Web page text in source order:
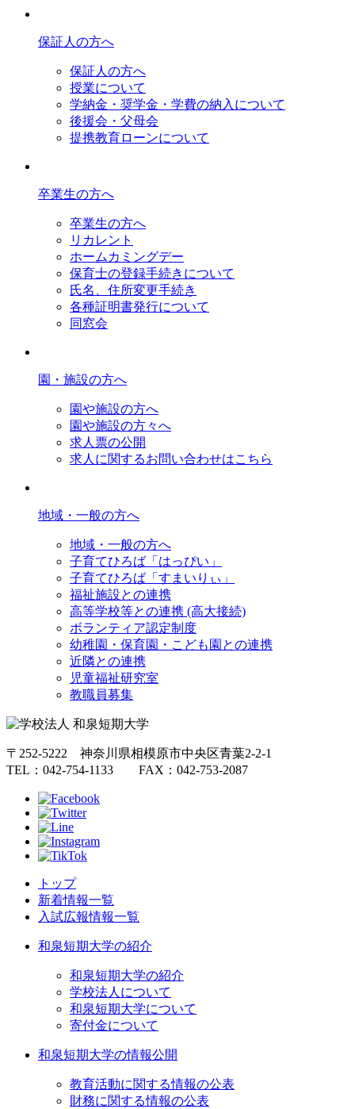
保証人の方へ
保証人の方へ
授業について
学納金・奨学金・学費の納入について
後援会・父母会
提携教育ローンについて
卒業生の方へ
卒業生の方へ
リカレント
ホームカミングデー
保育士の登録手続きについて
氏名、住所変更手続き
各種証明書発行について
同窓会
園・施設の方へ
園や施設の方へ
園や施設の方々へ
求人票の公開
求人に関するお問い合わせはこちら
地域・一般の方へ
地域・一般の方へ
子育てひろば「はっぴい」
子育てひろば「すまいりぃ」
福祉施設との連携
高等学校等との連携 (高大接続)
ボランティア認定制度
幼稚園・保育園・こども園との連携
近隣との連携
児童福祉研究室
教職員募集
〒252-5222 神奈川県相模原市中央区青葉2-2-1
TEL：042-754-1133 FAX：042-753-2087
トップ
新着情報一覧
入試広報情報一覧
和泉短期大学の紹介
和泉短期大学の紹介
学校法人について
和泉短期大学について
寄付金について
和泉短期大学の情報公開
教育活動に関する情報の公表
財務に関する情報の公表